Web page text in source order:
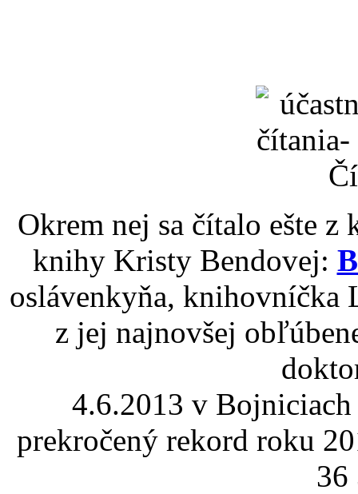
Okrem nej sa čítalo ešte
knihy Kristy Bendovej:
oslávenkyňa, knihovníčka
z jej najnovšej
4.6.2013 v
prekročený rekord roku
36